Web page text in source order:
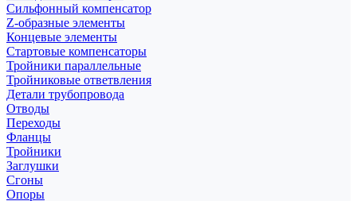
Cильфонный компенсатор
Z-образные элементы
Концевые элементы
Стартовые компенсаторы
Тройники параллельные
Тройниковые ответвления
Детали трубопровода
Отводы
Переходы
Фланцы
Тройники
Заглушки
Сгоны
Опоры